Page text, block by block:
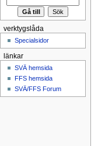
verktygslåda
Specialsidor
länkar
SVÄ hemsida
FFS hemsida
SVÄ/FFS Forum